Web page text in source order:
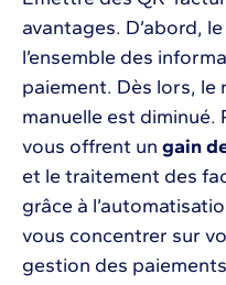
avantages. D’abord,
l’ensemble des
paiement. Dès lors, le
manuelle est diminué.
vous offrent un gain
et le traitement des
grâce à
vous concentrer sur
gestion des